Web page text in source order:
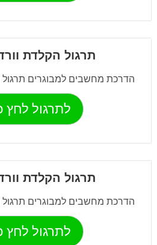
תרגול הקלדת
הדרכת מחשבים למבוגרים תרגול
לתרגול לחץ
תרגול הקלדת
הדרכת מחשבים למבוגרים תרגול
לתרגול לחץ